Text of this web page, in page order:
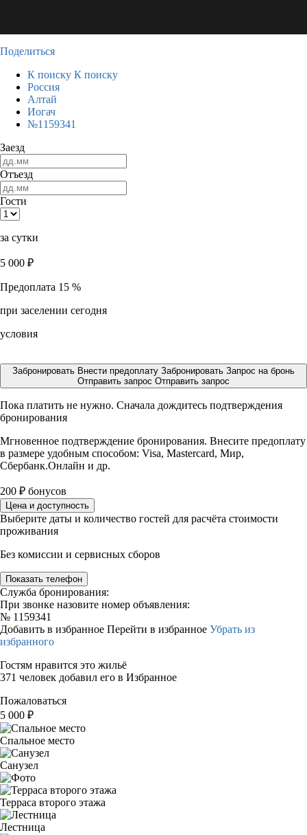
Поделиться
К поиску К поиску
Россия
Алтай
Иогач
№1159341
Заезд
Отъезд
Гости
за сутки
5 000 ₽
Предоплата 15 %
при заселении сегодня
условия
Забронировать Внести предоплату Забронировать Запрос на бронь
Отправить запрос Отправить запрос
Пока платить не нужно. Сначала дождитесь подтверждения
бронирования
Мгновенное подтверждение бронирования. Внесите предоплату
в размере удобным способом: Visa, Mastercard, Мир,
Сбербанк.Онлайн и др.
200 ₽ бонусов
Цена и доступность
Выберите даты и количество гостей для расчёта стоимости
проживания
Без комиссии и сервисных сборов
Показать телефон
Служба бронирования:
При звонке назовите номер объявления:
№ 1159341
Добавить в избранное Перейти в избранное Убрать из
избранного
Гостям нравится это жильё
371 человек добавил его в Избранное
Пожаловаться
5 000 ₽
Спальное место
Санузел
Терраса второго этажа
Лестница